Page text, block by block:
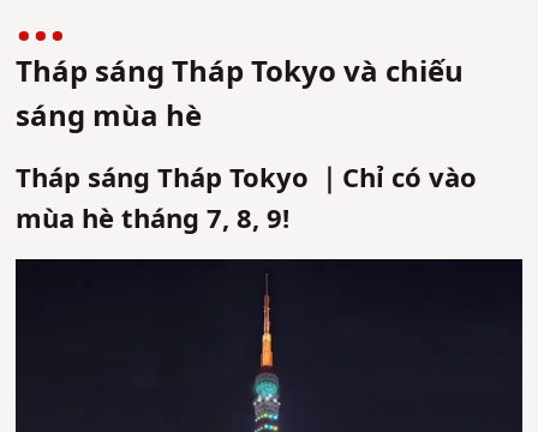
Tháp sáng Tháp Tokyo và chiếu
sáng mùa hè
Tháp sáng Tháp Tokyo ｜Chỉ có vào
mùa hè tháng 7, 8, 9!